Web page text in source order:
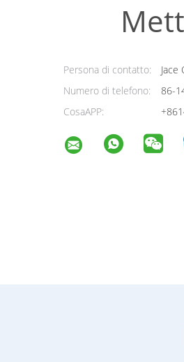
Persona di contatto:
Jace
Numero di telefono:
86-
CosaAPP: